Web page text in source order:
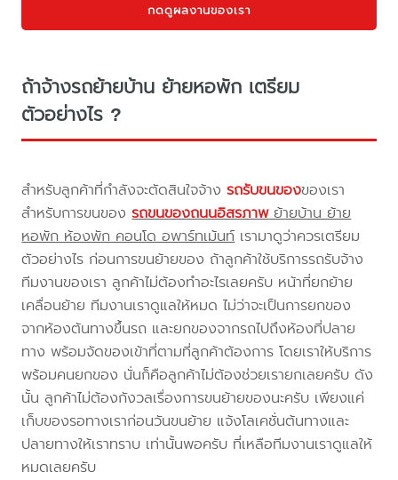
กดดูผลงานของเรา
ถ้าจ้างรถย้ายบ้าน ย้ายหอพัก เตรียม
ตัวอย่างไร ?
สำหรับลูกค้าที่กำลังจะตัดสินใจจ้างรถรับขนของของเรา
สำหรับการขนของรถขนของถนนอิสรภาพย้ายบ้าน ย้าย
หอพัก ห้องพัก คอนโด อพาร์ทเม้นท์เรามาดูว่าควรเตรียม
ตัวอย่างไร ก่อนการขนย้ายของ ถ้าลูกค้าใช้บริการรถรับจ้าง
ทีมงานของเรา ลูกค้าไม่ต้องทำอะไรเลยครับ หน้าที่ยกย้าย
เคลื่อนย้าย ทีมงานเราดูแลให้หมด ไม่ว่าจะเป็นการยกของ
จากห้องต้นทางขึ้นรถ และยกของจากรถไปถึงห้องที่ปลาย
ทาง พร้อมจัดของเข้าที่ตามที่ลูกค้าต้องการ โดยเราให้บริการ
พร้อมคนยกของ นั่นก็คือลูกค้าไม่ต้องช่วยเรายกเลยครับ ดัง
นั้น ลูกค้าไม่ต้องกังวลเรื่องการขนย้ายของนะครับ เพียงแค่
เก็บของรอทางเราก่อนวันขนย้าย แจ้งโลเคชั่นต้นทางและ
ปลายทางให้เราทราบ เท่านั้นพอครับ ที่เหลือทีมงานเราดูแลให้
หมดเลยครับ